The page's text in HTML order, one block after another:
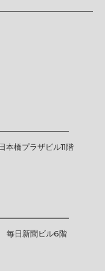
橋プラザビル11階
日新聞ビル6階